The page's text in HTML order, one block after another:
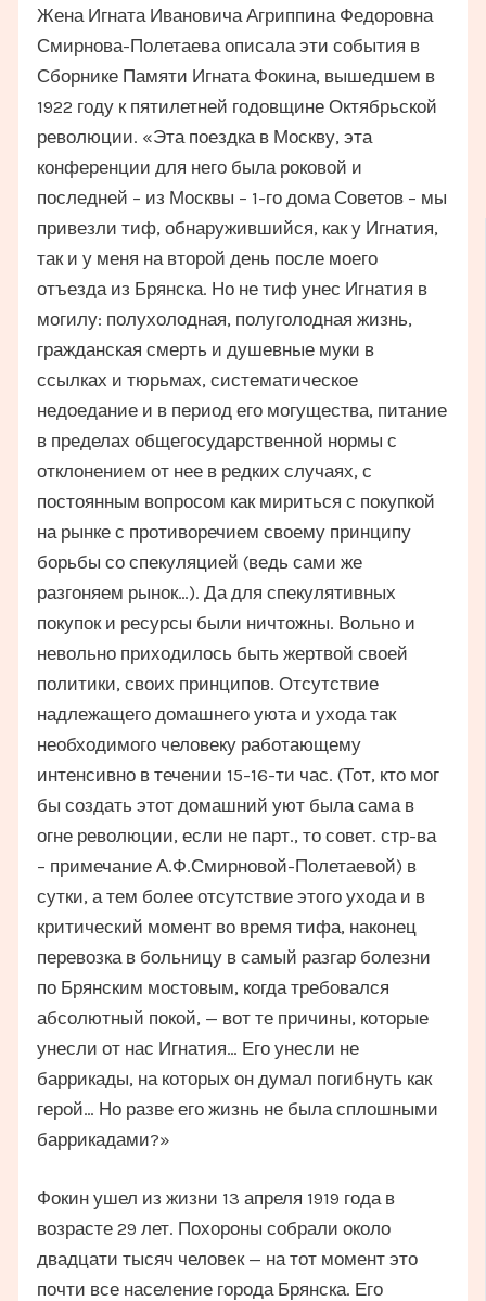
Жена Игната Ивановича Агриппина Федоровна
Смирнова-Полетаева описала эти события в
Сборнике Памяти Игната Фокина, вышедшем в
1922 году к пятилетней годовщине Октябрьской
революции. «Эта поездка в Москву, эта
конференции для него была роковой и
последней – из Москвы – 1-го дома Советов – мы
привезли тиф, обнаружившийся, как у Игнатия,
так и у меня на второй день после моего
отъезда из Брянска. Но не тиф унес Игнатия в
могилу: полухолодная, полуголодная жизнь,
гражданская смерть и душевные муки в
ссылках и тюрьмах, систематическое
недоедание и в период его могущества, питание
в пределах общегосударственной нормы с
отклонением от нее в редких случаях, с
постоянным вопросом как мириться с покупкой
на рынке с противоречием своему принципу
борьбы со спекуляцией (ведь сами же
разгоняем рынок…). Да для спекулятивных
покупок и ресурсы были ничтожны. Вольно и
невольно приходилось быть жертвой своей
политики, своих принципов. Отсутствие
надлежащего домашнего уюта и ухода так
необходимого человеку работающему
интенсивно в течении 15-16-ти час. (Тот, кто мог
бы создать этот домашний уют была сама в
огне революции, если не парт., то совет. стр-ва
– примечание А.Ф.Смирновой-Полетаевой) в
сутки, а тем более отсутствие этого ухода и в
критический момент во время тифа, наконец
перевозка в больницу в самый разгар болезни
по Брянским мостовым, когда требовался
абсолютный покой, — вот те причины, которые
унесли от нас Игнатия… Его унесли не
баррикады, на которых он думал погибнуть как
герой… Но разве его жизнь не была сплошными
баррикадами?»
Фокин ушел из жизни 13 апреля 1919 года в
возрасте 29 лет. Похороны собрали около
двадцати тысяч человек — на тот момент это
почти все население города Брянска. Его